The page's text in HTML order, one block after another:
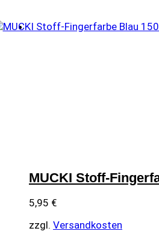
MUCKI Stoff-
5,95 €
zzgl. Versandkosten